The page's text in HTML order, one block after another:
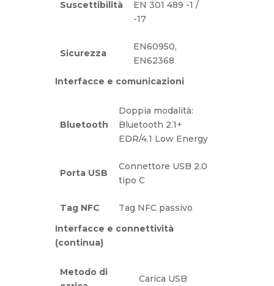
Suscettibilità
EN 301 489 -1 /
-17
Sicurezza
EN60950,
EN62368
Interfacce e comunicazioni
Bluetooth
Doppia modalità:
Bluetooth 2.1+
EDR/4.1 Low Energy
Porta USB
Connettore USB 2.0
tipo C
Tag NFC
Tag NFC passivo
Interfacce e connettività
(continua)
Metodo di
Carica USB